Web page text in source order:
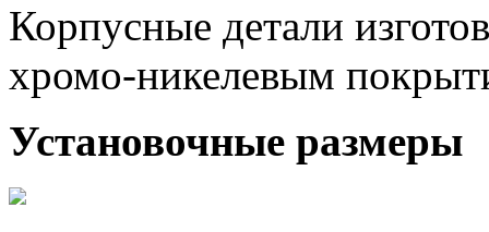
Корпусные детали
хромо-никелевым
Установочные размеры